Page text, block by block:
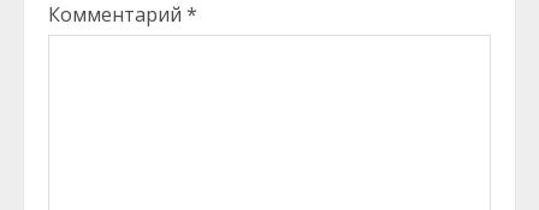
Комментарий *